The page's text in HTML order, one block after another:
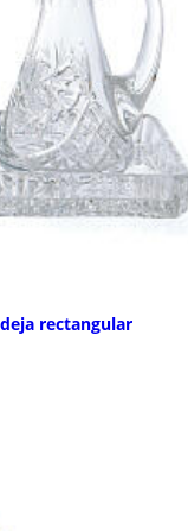
rectangular